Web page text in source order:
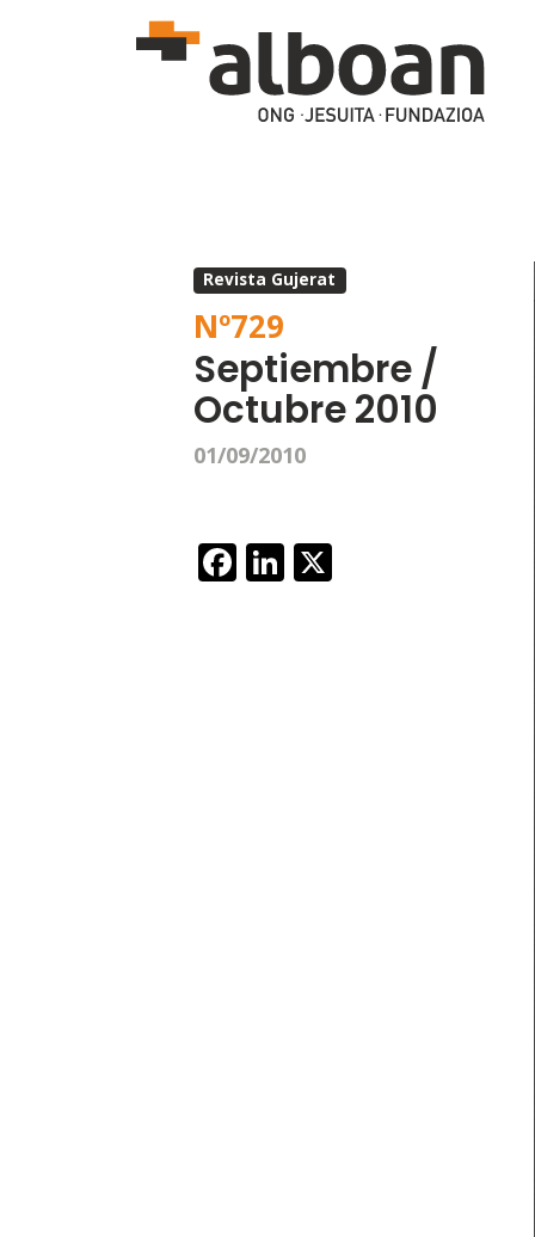
Pasar al contenido principal
Revista Gujerat
Nº729
Septiembre /
Octubre 2010
01/09/2010
Facebook
LinkedIn
X